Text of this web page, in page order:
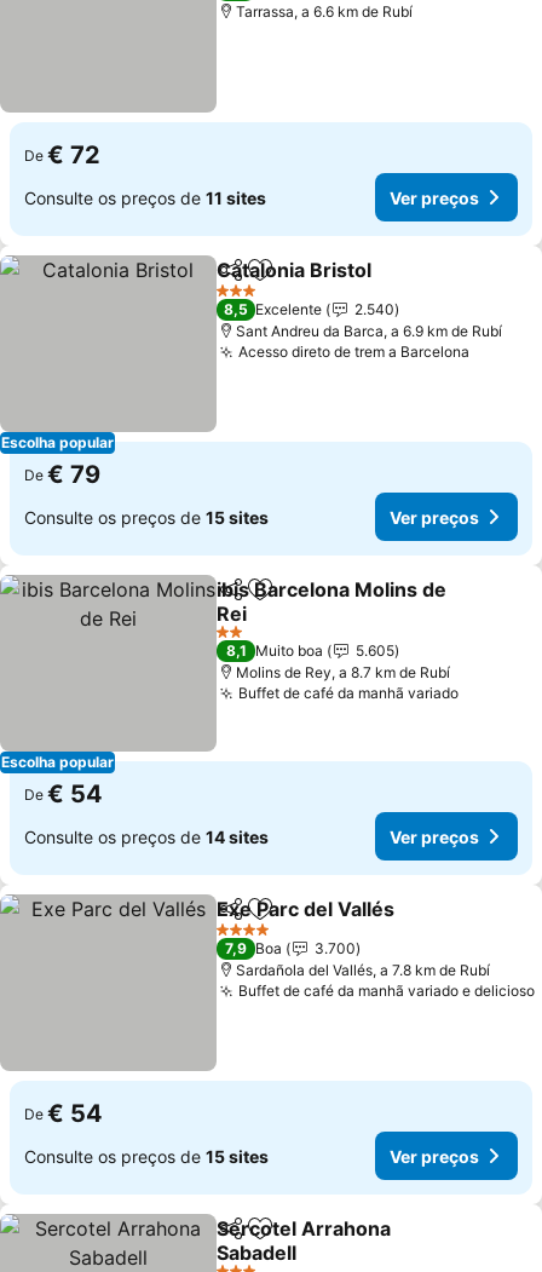
Tarrassa, a 6.6 km de Rubí
De € 72
Consulte os preços de 11 sites Ver preços
Escolha popular
PartilharAdicionar aos favoritos
Catalonia Bristol
3 Estrelas
8,5 Excelente
2.540
Sant Andreu da Barca, a 6.9 km de Rubí
Acesso direto de trem a Barcelona
De € 79
Consulte os preços de 15 sites Ver preços
Escolha popular
PartilharAdicionar aos favoritos
ibis Barcelona Molins de
Rei
2 Estrelas
8,1 Muito boa
5.605
Molins de Rey, a 8.7 km de Rubí
Buffet de café da manhã variado
De € 54
Consulte os preços de 14 sites Ver preços
PartilharAdicionar aos favoritos
Exe Parc del Vallés
4 Estrelas
7,9 Boa
3.700
Sardañola del Vallés, a 7.8 km de Rubí
Buffet de café da manhã variado e delicioso
De € 54
Consulte os preços de 15 sites Ver preços
PartilharAdicionar aos favoritos
Sercotel Arrahona
Sabadell